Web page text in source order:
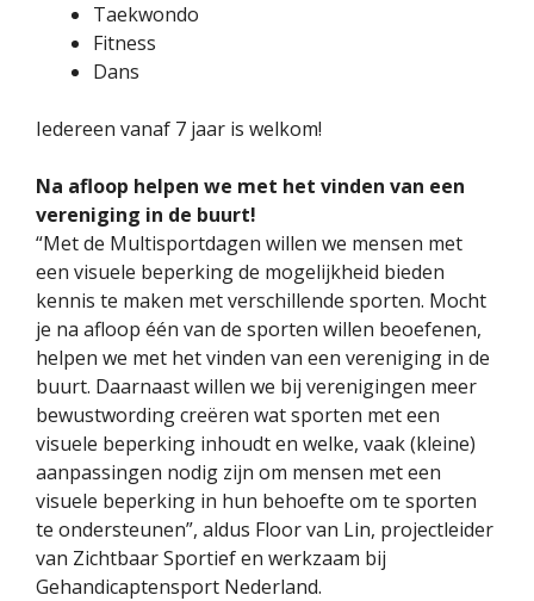
Taekwondo
Fitness
Dans
Iedereen vanaf 7 jaar is welkom!
Na afloop helpen we met het vinden van een
vereniging in de buurt!
“Met de Multisportdagen willen we mensen met
een visuele beperking de mogelijkheid bieden
kennis te maken met verschillende sporten. Mocht
je na afloop één van de sporten willen beoefenen,
helpen we met het vinden van een vereniging in de
buurt. Daarnaast willen we bij verenigingen meer
bewustwording creëren wat sporten met een
visuele beperking inhoudt en welke, vaak (kleine)
aanpassingen nodig zijn om mensen met een
visuele beperking in hun behoefte om te sporten
te ondersteunen”, aldus Floor van Lin, projectleider
van Zichtbaar Sportief en werkzaam bij
Gehandicaptensport Nederland.